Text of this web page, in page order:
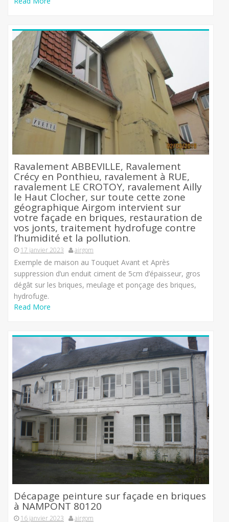
Ravalement ABBEVILLE, Ravalement
Crécy en Ponthieu, ravalement à RUE,
ravalement LE CROTOY, ravalement Ailly
le Haut Clocher, sur toute cette zone
géographique Airgom intervient sur
votre façade en briques, restauration de
vos jonts, traitement hydrofuge contre
l’humidité et la pollution.
17 janvier 2023 airgom
Exemple de maison au Touquet Avant et Après
suppression d’un enduit ciment de 5cm d’épaisseur, gros
dégât sur les briques, meulage et ponçage des briques,
hydrofuge.
Read More
Décapage peinture sur façade en briques
à NAMPONT 80120
16 janvier 2023 airgom